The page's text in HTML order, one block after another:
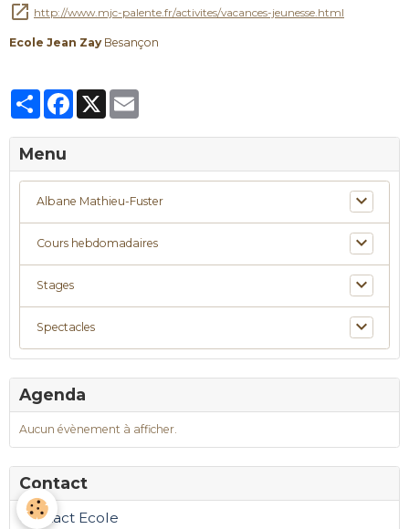
http://www.mjc-palente.fr/activites/vacances-jeunesse.html
Ecole Jean ZayBesançon
PartagerFacebook
X
Menu
Albane Mathieu-Fuster
Cours hebdomadaires
Stages
Spectacles
Agenda
Aucun évènement à afficher.
Contact
Contact Ecole